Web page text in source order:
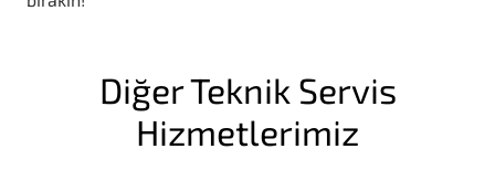
Diğer Teknik Servis
Hizmetlerimiz